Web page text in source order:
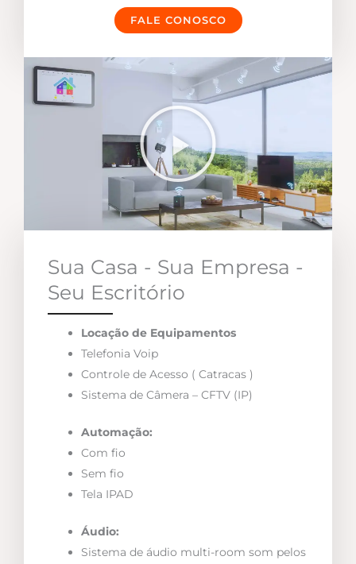
FALE CONOSCO
Sua Casa - Sua Empresa -
Seu Escritório
Locação de Equipamentos
Telefonia Voip
Controle de Acesso ( Catracas )
Sistema de Câmera – CFTV (IP)
Automação:
Com fio
Sem fio
Tela IPAD
Áudio:
Sistema de áudio multi-room som pelos